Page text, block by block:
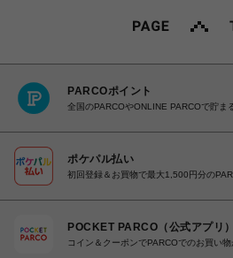
PARCOポイント
全国のPARCOやONLINE PARCOで貯ま
ポケパル払い
初回登録＆お買物で最大1,500円分の
POCKET PARCO（公式アプリ）
コイン＆クーポンでPARCOでのお買い